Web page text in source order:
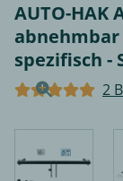
AUTO-HAK
abnehmbar
spezifisch -
2